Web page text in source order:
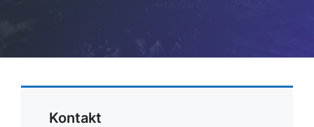
Kontakt